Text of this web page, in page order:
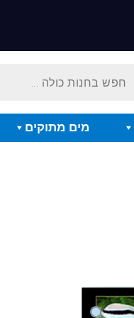
מים מתוקים